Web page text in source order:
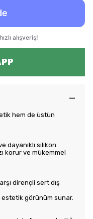
hem de üstün
dayanıklı silikon.
korur ve mükemmel
dirençli sert dış
estetik görünüm sunar.